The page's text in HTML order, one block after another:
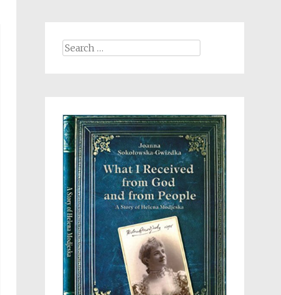
Search